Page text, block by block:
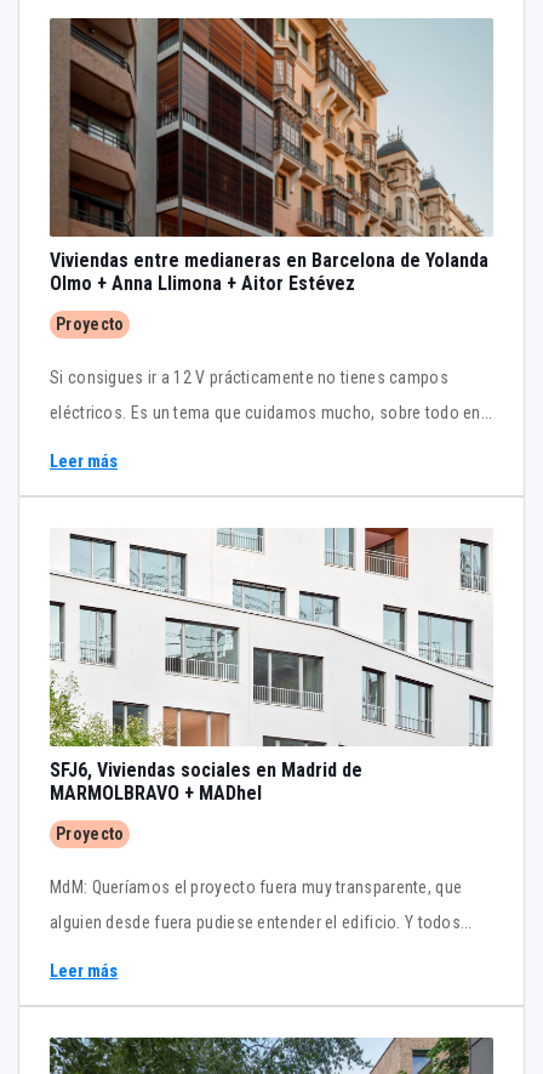
Viviendas entre medianeras en Barcelona de Yolanda
Olmo + Anna Llimona + Aitor Estévez
Proyecto
Si consigues ir a 12 V prácticamente no tienes campos
eléctricos. Es un tema que cuidamos mucho, sobre todo en
Leer más
SFJ6, Viviendas sociales en Madrid de
MARMOLBRAVO + MADhel
Proyecto
MdM: Queríamos el proyecto fuera muy transparente, que
alguien desde fuera pudiese entender el edificio. Y todos
Leer más